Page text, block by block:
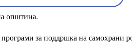
општина.
за поддршка на самохрани